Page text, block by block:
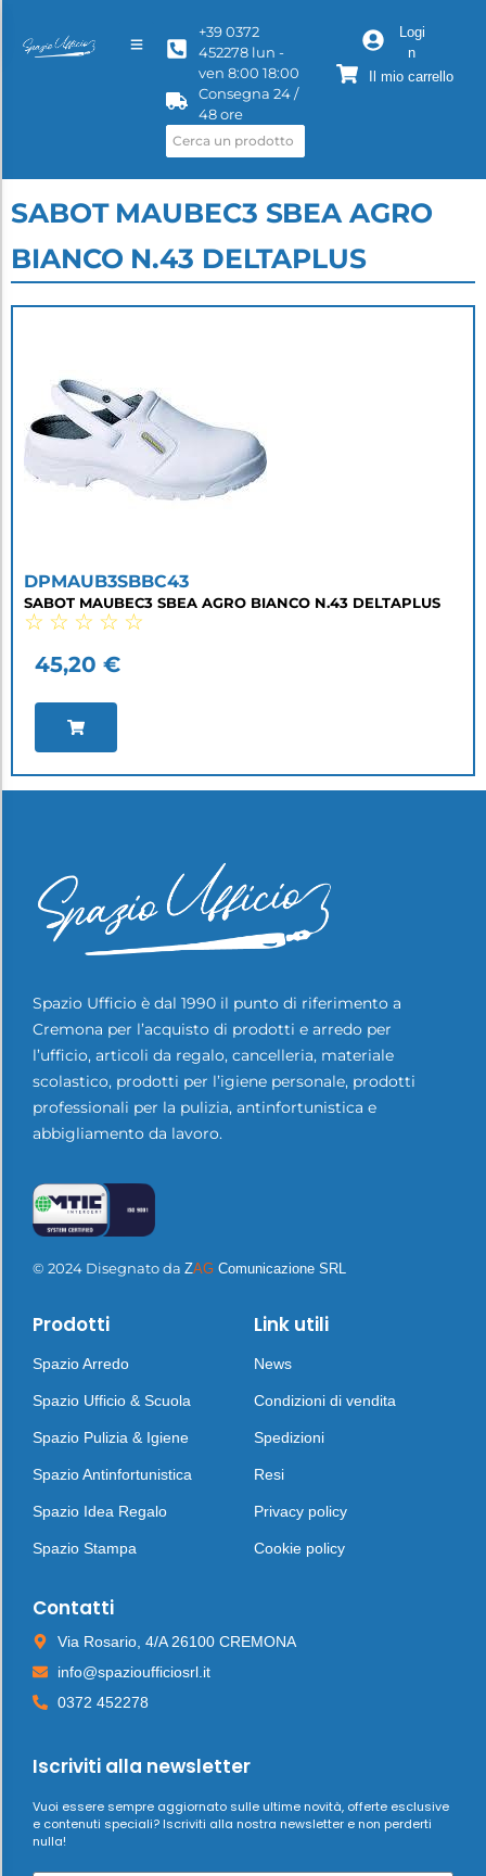
+39 0372
452278 lun -
ven 8:00 18:00
Consegna 24 /
48 ore
Logi
n
Il mio carrello
SABOT MAUBEC3 SBEA AGRO
BIANCO N.43 DELTAPLUS
DPMAUB3SBBC43
SABOT MAUBEC3 SBEA AGRO BIANCO N.43 DELTAPLUS
☆ ☆ ☆ ☆ ☆
45,20 €
Spazio Ufficio è dal 1990 il punto di riferimento a
Cremona per l’acquisto di prodotti e arredo per
l’ufficio, articoli da regalo, cancelleria, materiale
scolastico, prodotti per l’igiene personale, prodotti
professionali per la pulizia, antinfortunistica e
abbigliamento da lavoro.
© 2024 Disegnato da ZAG Comunicazione SRL
Prodotti
Spazio Arredo
Spazio Ufficio & Scuola
Spazio Pulizia & Igiene
Spazio Antinfortunistica
Spazio Idea Regalo
Spazio Stampa
Link utili
News
Condizioni di vendita
Spedizioni
Resi
Privacy policy
Cookie policy
Contatti
Via Rosario, 4/A 26100 CREMONA
info@spazioufficiosrl.it
0372 452278
Iscriviti alla newsletter
Vuoi essere sempre aggiornato sulle ultime novità, offerte esclusive
e contenuti speciali? Iscriviti alla nostra newsletter e non perderti
nulla!